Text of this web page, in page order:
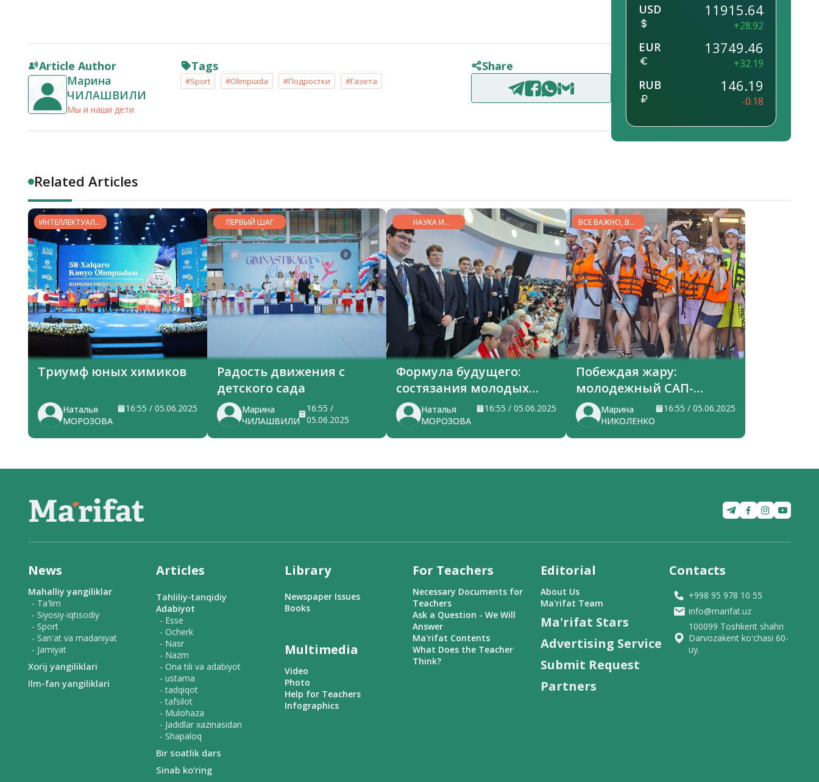
Article Author
Марина
ЧИЛАШВИЛИ
Мы и наши дети
Tags
#Sport #Olimpiada #Подростки #Газета
Share
USD 11915.64
+28.92
EUR 13749.46
+32.19
RUB 146.19
-0.18
Related Articles
ИНТЕЛЛЕКТУАЛЬНЫЙ
ПОТЕНЦИАЛ
УЗБЕКИСТАНА
Триумф юных химиков
Наталья
МОРОЗОВА
16:55 / 05.06.2025
ПЕРВЫЙ ШАГ
Радость движения с
детского сада
Марина
ЧИЛАШВИЛИ
16:55 /
05.06.2025
НАУКА И
ОБРАЗОВАНИЕ
Формула будущего:
состязания молодых
ученых в Ташкенте
Наталья
МОРОЗОВА
16:55 / 05.06.2025
ВСЕ ВАЖНО, ВСЕ
НУЖНО
Побеждая жару:
молодежный САП-
заплыв
Марина
НИКОЛЕНКО
16:55 / 05.06.2025
News
Mahalliy yangiliklar
- Ta'lim
- Siyosiy-iqtisodiy
- Sport
- San'at va madaniyat
- Jamiyat
Xorij yangiliklari
Ilm-fan yangiliklari
Articles
Tahliliy-tanqidiy
Adabiyot
- Esse
- Ocherk
- Nasr
- Nazm
- Ona tili va adabiyot
- ustama
- tadqiqot
- tafsilot
- Mulohaza
- Jadidlar xazinasidan
- Shapaloq
Bir soatlik dars
Sinab ko‘ring
Library
Newspaper Issues
Books
Multimedia
Video
Photo
Help for Teachers
Infographics
For Teachers
Necessary Documents for
Teachers
Ask a Question - We Will
Answer
Ma'rifat Contents
What Does the Teacher
Think?
Editorial
About Us
Ma'rifat Team
Ma'rifat Stars
Advertising Service
Submit Request
Partners
Contacts
+998 95 978 10 55
info@marifat.uz
100099 Toshkent shahri
Darvozakent ko'chasi 60-
uy.